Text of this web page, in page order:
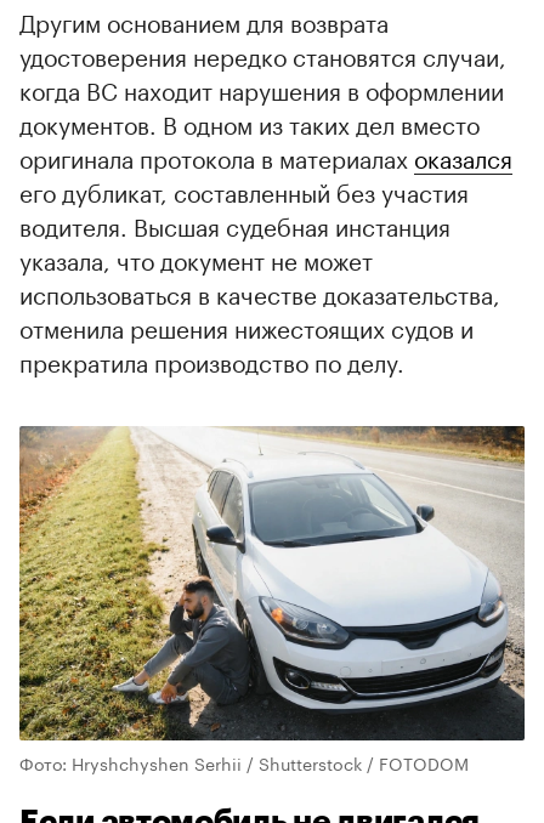
Другим основанием для возврата
удостоверения нередко становятся случаи,
когда ВС находит нарушения в оформлении
документов. В одном из таких дел вместо
оригинала протокола в материалах оказался
его дубликат, составленный без участия
водителя. Высшая судебная инстанция
указала, что документ не может
использоваться в качестве доказательства,
отменила решения нижестоящих судов и
прекратила производство по делу.
Фото: Hryshchyshen Serhii / Shutterstock / FOTODOM